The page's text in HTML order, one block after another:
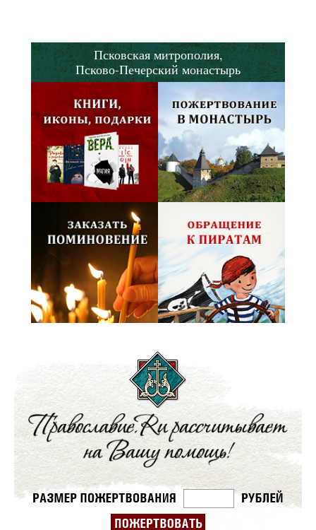
Псковская митрополия,
Псково-Печерский монастырь